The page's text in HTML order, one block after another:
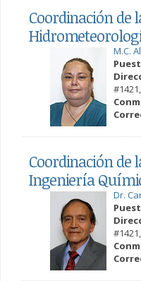
Coordinación de
M.C.
Coordinación de
Ingeniería
Dr.